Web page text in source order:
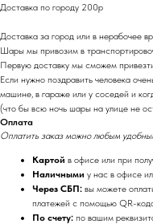
Доставка по городу 200р
Доставка за город или в нерабочее
Шары мы привозим в
Первую доставку мы сможем
Если нужно поздравить человека
машине, в гараже или у соседей и
(что бы всю ночь шары на улице не
Оплата
Оплатить заказ можно любым
Картой в офисе или при
Наличными у нас в офисе
Через СБП: вы можете
платежей с помощью QR-
По счету: по вашим